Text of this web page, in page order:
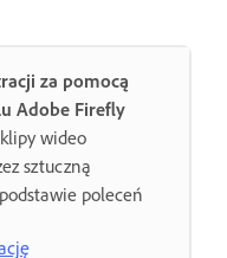
za pomocą
Adobe Firefly
wideo
sztuczną
poleceń